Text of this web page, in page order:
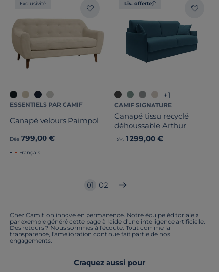
Exclusivité
ESSENTIELS PAR CAMIF
Canapé velours Paimpol
Dès 799,00 €
Français
Liv. offerte
+1
CAMIF SIGNATURE
Canapé tissu recyclé
déhoussable Arthur
Dès 1 299,00 €
01 02
Chez Camif, on innove en permanence. Notre équipe éditoriale a
par exemple généré cette page à l'aide d'une intelligence artificielle.
Des retours ? Nous sommes à l'écoute. Tout comme la
transparence, l'amélioration continue fait partie de nos
engagements.
Craquez aussi pour